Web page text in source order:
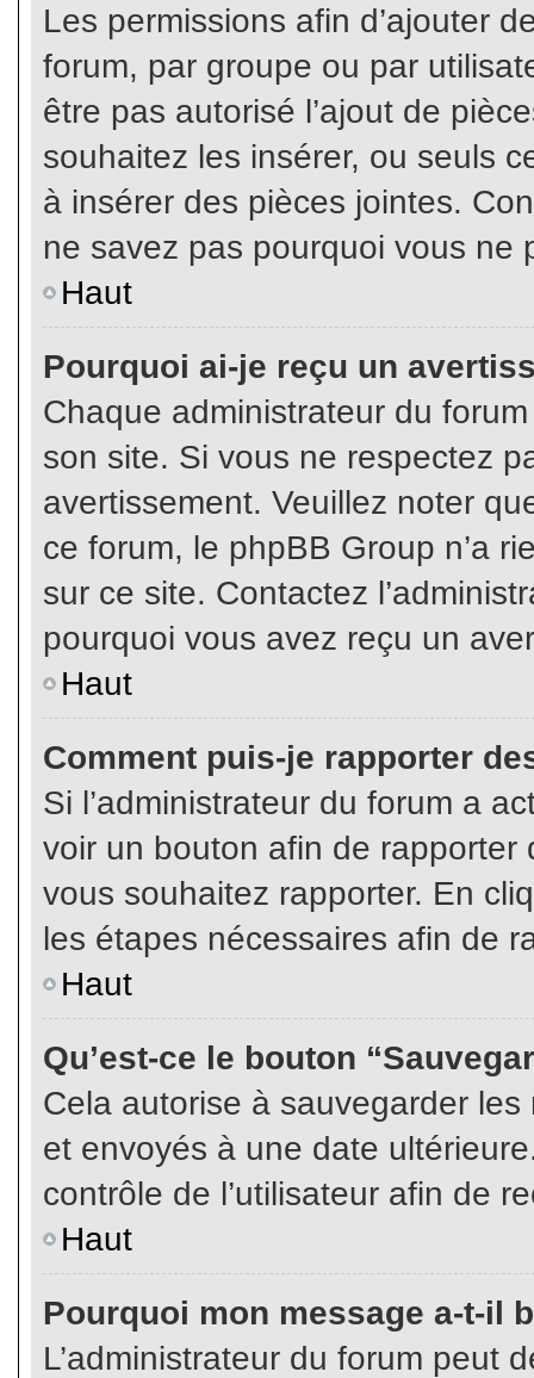
Les permissions afin d’ajouter
forum, par groupe ou par
être pas autorisé l’ajout de
souhaitez les insérer, ou seuls
à insérer des pièces jointes.
ne savez pas pourquoi vous ne
Haut
Pourquoi ai-je reçu un
Chaque administrateur du
son site. Si vous ne respectez
avertissement. Veuillez noter
ce forum, le phpBB Group n’a
sur ce site. Contactez
pourquoi vous avez reçu un
Haut
Comment puis-je rapporter
Si l’administrateur du forum a
voir un bouton afin de
vous souhaitez rapporter. En
les étapes nécessaires afin de
Haut
Qu’est-ce le bouton
Cela autorise à sauvegarder
et envoyés à une date
contrôle de l’utilisateur afin de
Haut
Pourquoi mon message a-t-il
L’administrateur du forum peut